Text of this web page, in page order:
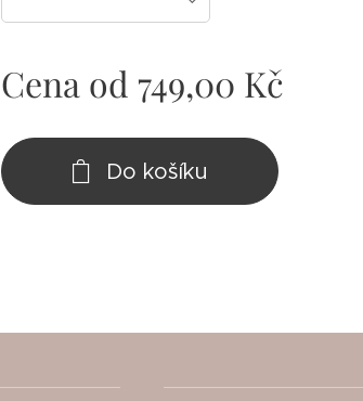
Cena od 749,00 Kč
Do košíku